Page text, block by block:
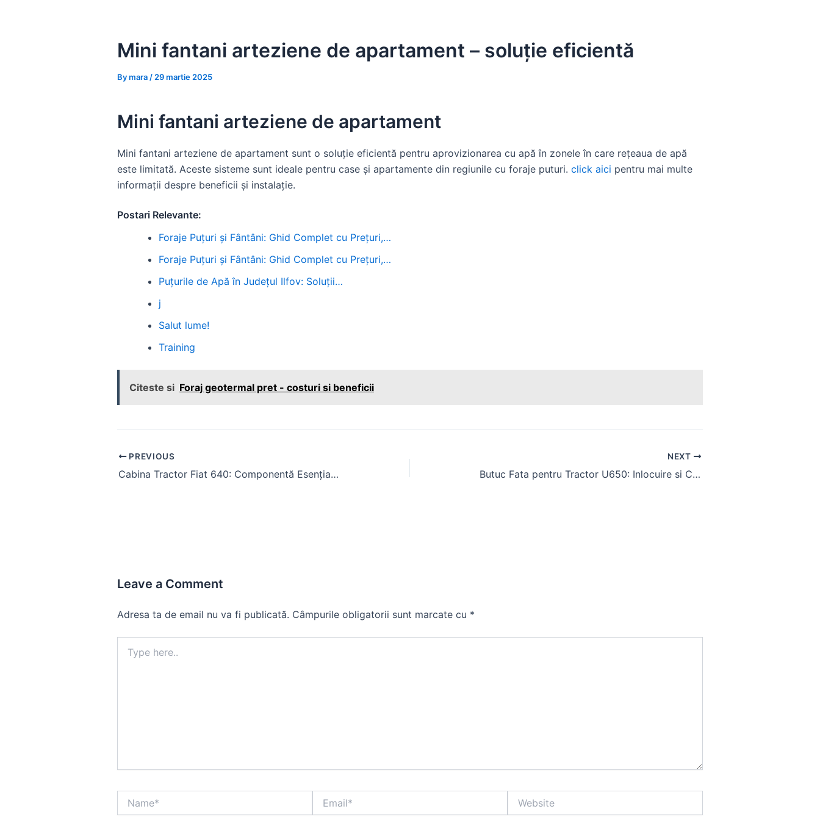
Mini fantani arteziene de apartament – soluție eficientă
Bymara / 29 martie 2025
Mini fantani arteziene de apartament
Mini fantani arteziene de apartament sunt o soluție eficientă pentru aprovizionarea cu apă în zonele în care rețeaua de apă
este limitată. Aceste sisteme sunt ideale pentru case și apartamente din regiunile cu foraje puturi. click aici pentru mai multe
informații despre beneficii și instalație.
Postari Relevante:
Foraje Puțuri și Fântâni: Ghid Complet cu Prețuri,…
Foraje Puțuri și Fântâni: Ghid Complet cu Prețuri,…
Puțurile de Apă în Județul Ilfov: Soluții…
j
Salut lume!
Training
Citeste si Foraj geotermal pret - costuri si beneficii
Post
navigation
PREVIOUS
Cabina Tractor Fiat 640: Componentă Esențială pentru Confort și Siguranță
NEXT
Butuc Fata pentru Tractor U650: Inlocuire si Compatibilitate
Leave a Comment
Adresa ta de email nu va fi publicată. Câmpurile obligatorii sunt marcate cu *
here..